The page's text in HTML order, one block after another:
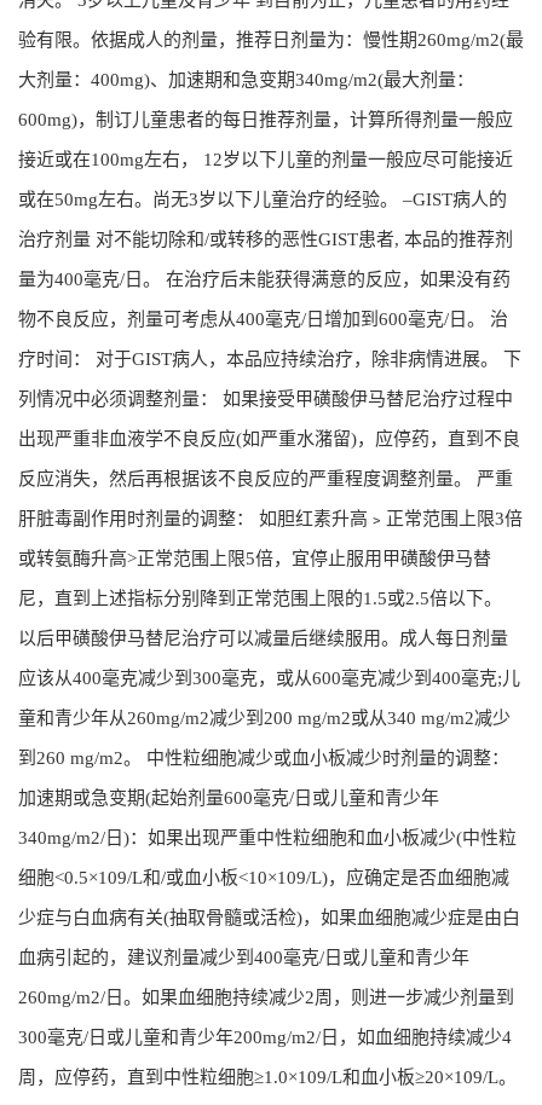
验有限。依据成人的剂量，推荐日剂量为：慢性期260mg/m2(最
大剂量：400mg)、加速期和急变期340mg/m2(最大剂量：
600mg)，制订儿童患者的每日推荐剂量，计算所得剂量一般应
接近或在100mg左右， 12岁以下儿童的剂量一般应尽可能接近
或在50mg左右。尚无3岁以下儿童治疗的经验。 –GIST病人的
治疗剂量 对不能切除和/或转移的恶性GIST患者, 本品的推荐剂
量为400毫克/日。 在治疗后未能获得满意的反应，如果没有药
物不良反应，剂量可考虑从400毫克/日增加到600毫克/日。 治
疗时间： 对于GIST病人，本品应持续治疗，除非病情进展。 下
列情况中必须调整剂量： 如果接受甲磺酸伊马替尼治疗过程中
出现严重非血液学不良反应(如严重水潴留)，应停药，直到不良
反应消失，然后再根据该不良反应的严重程度调整剂量。 严重
肝脏毒副作用时剂量的调整： 如胆红素升高﹥正常范围上限3倍
或转氨酶升高>正常范围上限5倍，宜停止服用甲磺酸伊马替
尼，直到上述指标分别降到正常范围上限的1.5或2.5倍以下。
以后甲磺酸伊马替尼治疗可以减量后继续服用。成人每日剂量
应该从400毫克减少到300毫克，或从600毫克减少到400毫克;儿
童和青少年从260mg/m2减少到200 mg/m2或从340 mg/m2减少
到260 mg/m2。 中性粒细胞减少或血小板减少时剂量的调整：
加速期或急变期(起始剂量600毫克/日或儿童和青少年
340mg/m2/日)：如果出现严重中性粒细胞和血小板减少(中性粒
细胞<0.5×109/L和/或血小板<10×109/L)，应确定是否血细胞减
少症与白血病有关(抽取骨髓或活检)，如果血细胞减少症是由白
血病引起的，建议剂量减少到400毫克/日或儿童和青少年
260mg/m2/日。如果血细胞持续减少2周，则进一步减少剂量到
300毫克/日或儿童和青少年200mg/m2/日，如血细胞持续减少4
周，应停药，直到中性粒细胞≥1.0×109/L和血小板≥20×109/L。